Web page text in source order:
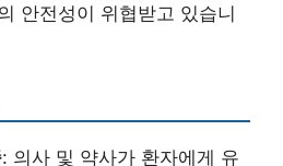
안전성이 위협받고 있습니
: 의사 및 약사가 환자에게 유